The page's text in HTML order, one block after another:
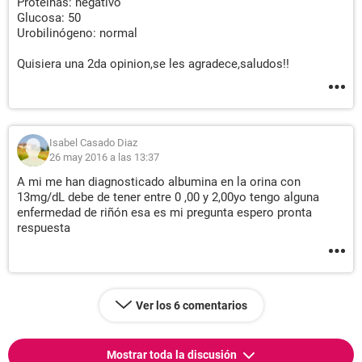
Glucosa: 50
Urobilinógeno: normal
Quisiera una 2da opinion,se les agradece,saludos!!
Isabel Casado Diaz
26 may 2016 a las 13:37
A mi me han diagnosticado albumina en la orina con
13mg/dL debe de tener entre 0 ,00 y 2,00yo tengo alguna
enfermedad de riñón esa es mi pregunta espero pronta
respuesta
Ver los 6 comentarios
Mostrar toda la discusión